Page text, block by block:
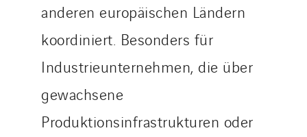
anderen europäischen Ländern
koordiniert. Besonders für
Industrieunternehmen, die über
gewachsene
Produktionsinfrastrukturen oder